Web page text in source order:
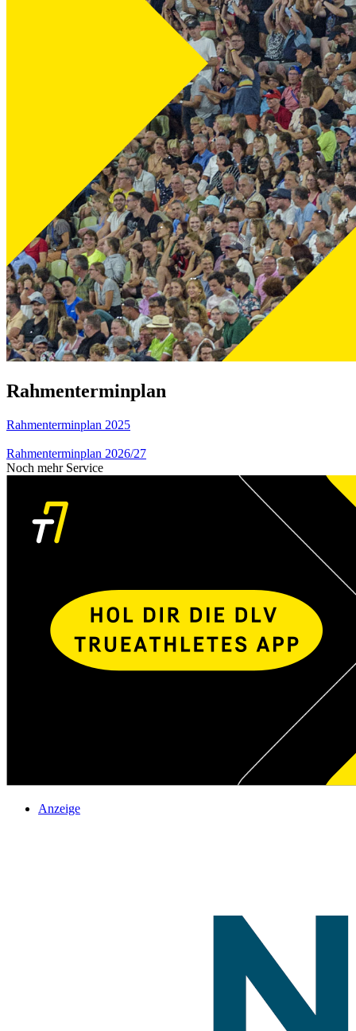
Rahmenterminplan
Rahmenterminplan 2025
Rahmenterminplan 2026/27
Noch mehr Service
Anzeige